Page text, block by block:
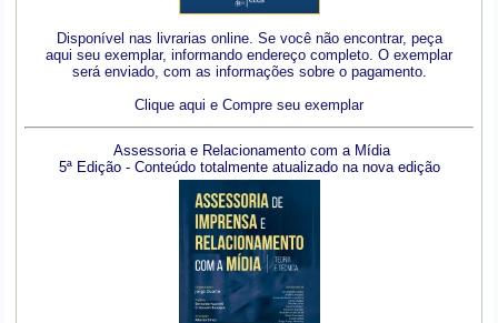
Disponível nas livrarias online. Se você não encontrar, peça
aqui seu exemplar, informando endereço completo. O exemplar
será enviado, com as informações sobre o pagamento.
Clique aqui e Compre seu exemplar
Assessoria e Relacionamento com a Mídia
5ª Edição - Conteúdo totalmente atualizado na nova edição